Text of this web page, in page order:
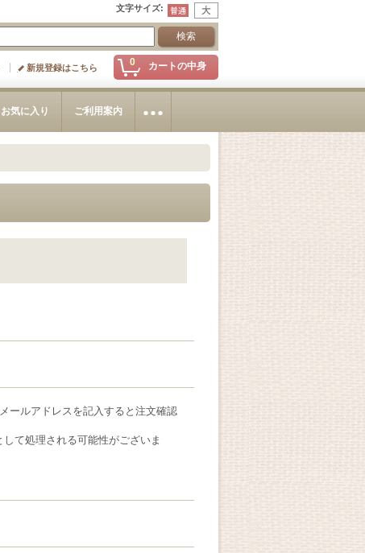
文字サイズ:
0 カートの中身
新規登録はこちら
お気に入り ご利用案内
ールアドレスを記入すると注文確認
て処理される可能性がございま